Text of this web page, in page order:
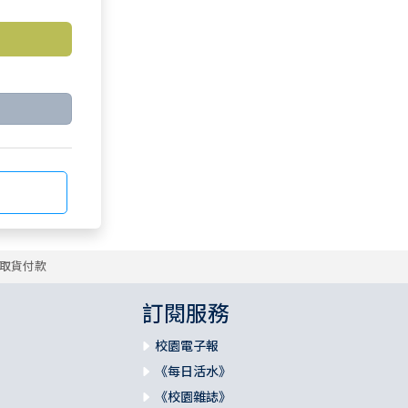
貨付款
訂閱服務
校園電子報
《每日活水》
《校園雜誌》